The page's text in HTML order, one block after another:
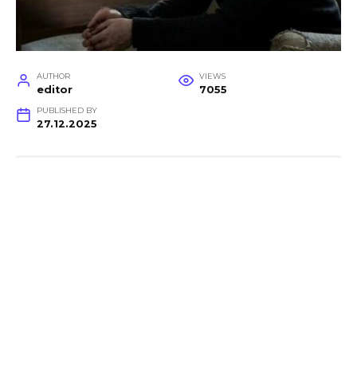
AUTHOR
editor
VIEWS
7055
PUBLISHED BY
27.12.2025